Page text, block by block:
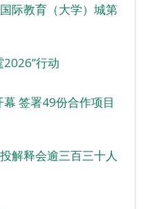
际教育（大学）城第
行动
签署49份合作项目
解释会逾三百三十人